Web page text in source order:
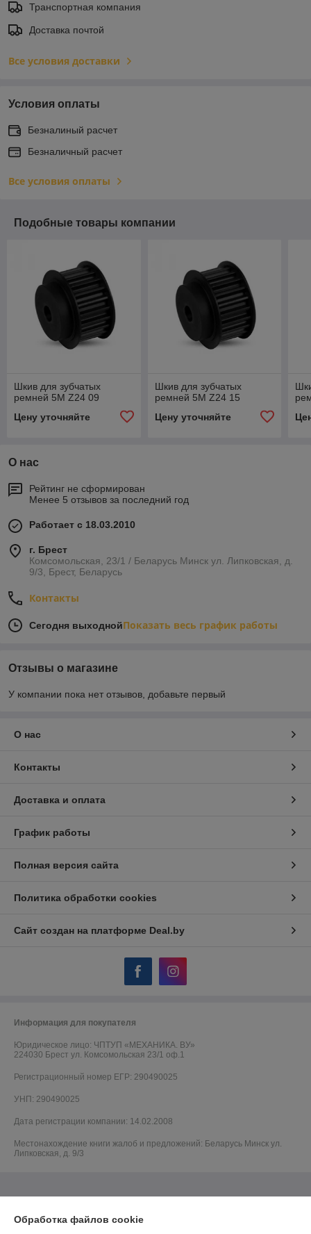
Транспортная компания
Доставка почтой
Все условия доставки
Условия оплаты
Безналиный расчет
Безналичный расчет
Все условия оплаты
Подобные товары компании
Шкив для зубчатых
ремней 5M Z24 09
Цену уточняйте
Шкив для зубчатых
ремней 5M Z24 15
Цену уточняйте
О нас
Рейтинг не сформирован
Менее 5 отзывов за последний год
Работает с 18.03.2010
г. Брест
Комсомольская, 23/1 / Беларусь Минск ул. Липковская, д.
9/3, Брест, Беларусь
Контакты
Сегодня выходнойПоказать весь график работы
Отзывы о магазине
У компании пока нет отзывов, добавьте первый
О нас
Контакты
Доставка и оплата
График работы
Полная версия сайта
Политика обработки cookies
Сайт создан на платформе Deal.by
Информация для покупателя
Юридическое лицо: ЧПТУП «МЕХАНИКА. ВУ»
224030 Брест ул. Комсомольская 23/1 оф.1
Регистрационный номер ЕГР: 290490025
УНП: 290490025
Дата регистрации компании: 14.02.2008
Местонахождение книги жалоб и предложений: Беларусь Минск ул.
Липковская, д. 9/3
Обработка файлов cookie